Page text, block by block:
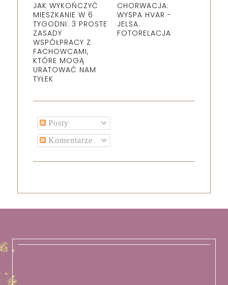
JAK WYKOŃCZYĆ
MIESZKANIE W 6
TYGODNI: 3 PROSTE
ZASADY
WSPÓŁPRACY Z
FACHOWCAMI,
KTÓRE MOGĄ
URATOWAĆ NAM
TYŁEK
CHORWACJA:
WYSPA HVAR -
JELSA.
FOTORELACJA
Posty
Komentarze